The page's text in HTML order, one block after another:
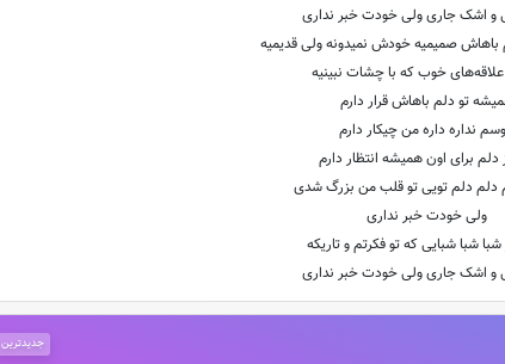
و اشک جاری ولی خودت خبر نداری
باهاش صمیمیه خودش نمیدونه ولی قدیمیه
علاقه‌های خوب که با چشات نبینیه
تو دلم باهاش قرار دارم
نداره داره من چیکار دارم
دلم برای اون همیشه انتظار دارم
دلم دلم تویی تو قلب من بزرگ شدی
ولی خودت خبر نداری
شبا شبا شبایی که تو فکرتم و تاریکه
و اشک جاری ولی خودت خبر نداری
جدیدترین